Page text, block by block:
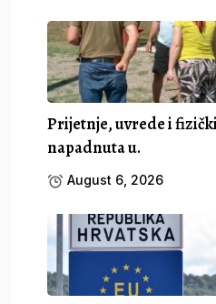
Prijetnje, uvrede i
napadnuta u.
August 6, 2026